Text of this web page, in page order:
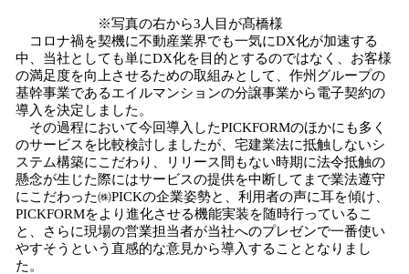
※写真の右から3人目が髙橋様
コロナ禍を契機に不動産業界でも一気にDX化が加速する
中、当社としても単にDX化を目的とするのではなく、お客様
の満足度を向上させるための取組みとして、作州グループの
基幹事業であるエイルマンションの分譲事業から電子契約の
導入を決定しました。
その過程において今回導入したPICKFORMのほかにも多く
のサービスを比較検討しましたが、宅建業法に抵触しないシ
ステム構築にこだわり、リリース間もない時期に法令抵触の
懸念が生じた際にはサービスの提供を中断してまで業法遵守
にこだわった㈱PICKの企業姿勢と、利用者の声に耳を傾け、
PICKFORMをより進化させる機能実装を随時行っているこ
と、さらに現場の営業担当者が当社へのプレゼンで一番使い
やすそうという直感的な意見から導入することとなりまし
た。